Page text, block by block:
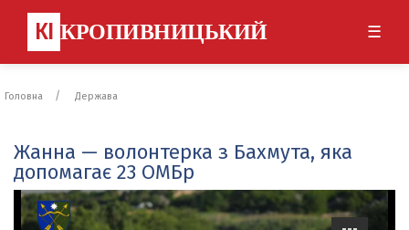
КІ КРОПИВНИЦЬКИЙ ☰
Головна Держава
Жанна — волонтерка з Бахмута, яка
допомагає 23 ОМБр